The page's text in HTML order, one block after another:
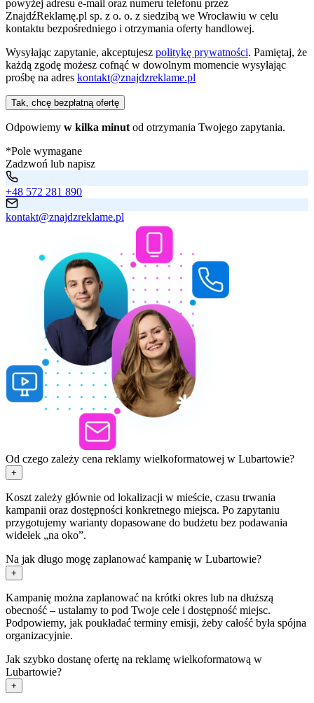
powyżej adresu e-mail oraz numeru telefonu przez
ZnajdźReklamę.pl sp. z o. o. z siedzibą we Wrocławiu w celu
kontaktu bezpośredniego i otrzymania oferty handlowej.
Wysyłając zapytanie, akceptujesz politykę prywatności. Pamiętaj, że
każdą zgodę możesz cofnąć w dowolnym momencie wysyłając
prośbę na adres kontakt@znajdzreklame.pl
Tak, chcę bezpłatną ofertę
Odpowiemy w kilka minut od otrzymania Twojego zapytania.
*Pole wymagane
Zadzwoń lub napisz
+48 572 281 890
kontakt@znajdzreklame.pl
Od czego zależy cena reklamy wielkoformatowej w Lubartowie?
+
Koszt zależy głównie od lokalizacji w mieście, czasu trwania
kampanii oraz dostępności konkretnego miejsca. Po zapytaniu
przygotujemy warianty dopasowane do budżetu bez podawania
widełek „na oko”.
Na jak długo mogę zaplanować kampanię w Lubartowie?
+
Kampanię można zaplanować na krótki okres lub na dłuższą
obecność – ustalamy to pod Twoje cele i dostępność miejsc.
Podpowiemy, jak poukładać terminy emisji, żeby całość była spójna
organizacyjnie.
Jak szybko dostanę ofertę na reklamę wielkoformatową w
Lubartowie?
+